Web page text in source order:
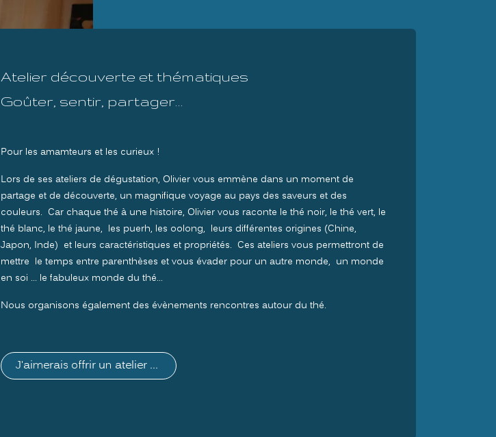
Atelier découverte et thématiques
Goûter, sentir, partager…
Pour les amamteurs et les curieux !
Lors de ses ateliers de dégustation, Olivier vous emmène dans un moment de
partage et de découverte, un magnifique voyage au pays des saveurs et des
couleurs. Car chaque thé à une histoire, Olivier vous raconte le thé noir, le thé vert, le
thé blanc, le thé jaune, les puerh, les oolong, leurs différentes origines (Chine,
Japon, Inde) et leurs caractéristiques et propriétés. Ces ateliers vous permettront de
mettre le temps entre parenthèses et vous évader pour un autre monde, un monde
en soi … le fabuleux monde du thé…
Nous organisons également des évènements rencontres autour du thé.
J'aimerais offrir un atelier ...